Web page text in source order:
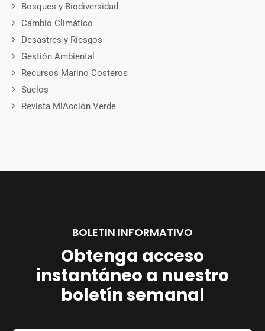
Bosques y Biodiversidad
Cambio Climático
Desastres y Riesgos
Gestión Ambiental
Recursos Marino Costeros
Suelos
Revista MiAcción Verde
BOLETIN INFORMATIVO
Obtenga acceso
instantáneo a nuestro
boletín semanal